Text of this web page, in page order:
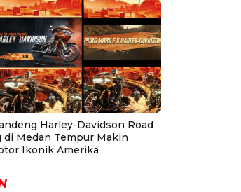
Harley-Davidson Road
di Medan Tempur Makin
Ikonik Amerika